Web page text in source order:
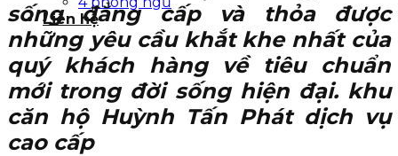
Liên hệ
sống đẳng cấp và thỏa được
những yêu cầu khắt khe nhất của
quý khách hàng về tiêu chuẩn
mới trong đời sống hiện đại. khu
căn hộ Huỳnh Tấn Phát dịch vụ
cao cấp